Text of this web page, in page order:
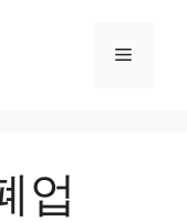
메
업